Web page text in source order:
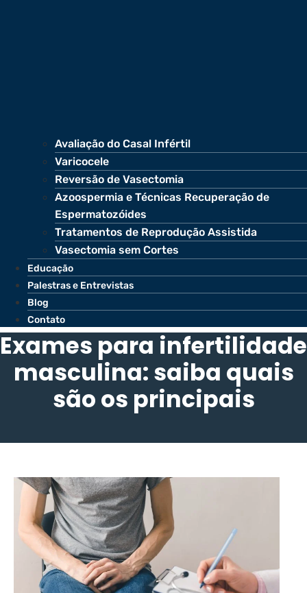
Avaliação do Casal Infértil
Varicocele
Reversão de Vasectomia
Azoospermia e Técnicas Recuperação de
Espermatozóides
Tratamentos de Reprodução Assistida
Vasectomia sem Cortes
Educação
Palestras e Entrevistas
Blog
Contato
Exames para infertilidade
masculina: saiba quais
são os principais